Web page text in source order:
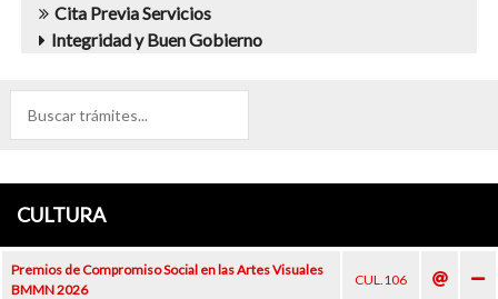
Cita Previa Servicios
Integridad y Buen Gobierno
CULTURA
Premios de Compromiso Social en las Artes Visuales
BMMN 2026
CUL.106